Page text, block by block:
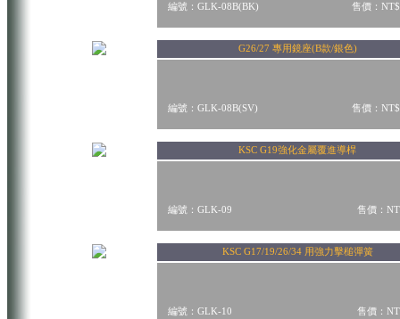
編號：GLK-08B(BK) 售價：
G26/27 專用鏡座(B款/銀色)
編號：GLK-08B(SV) 售價：
KSC G19強化金屬覆進導桿
編號：GLK-09 售價：
KSC G17/19/26/34 用強力擊槌彈簧
編號：GLK-10 售價：